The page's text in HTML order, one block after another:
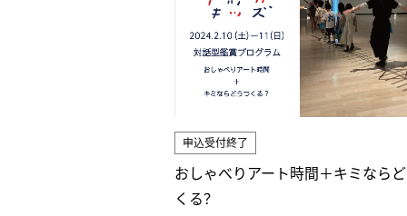
申込受付終了
おしゃべりアート時間＋キミなら
くる？